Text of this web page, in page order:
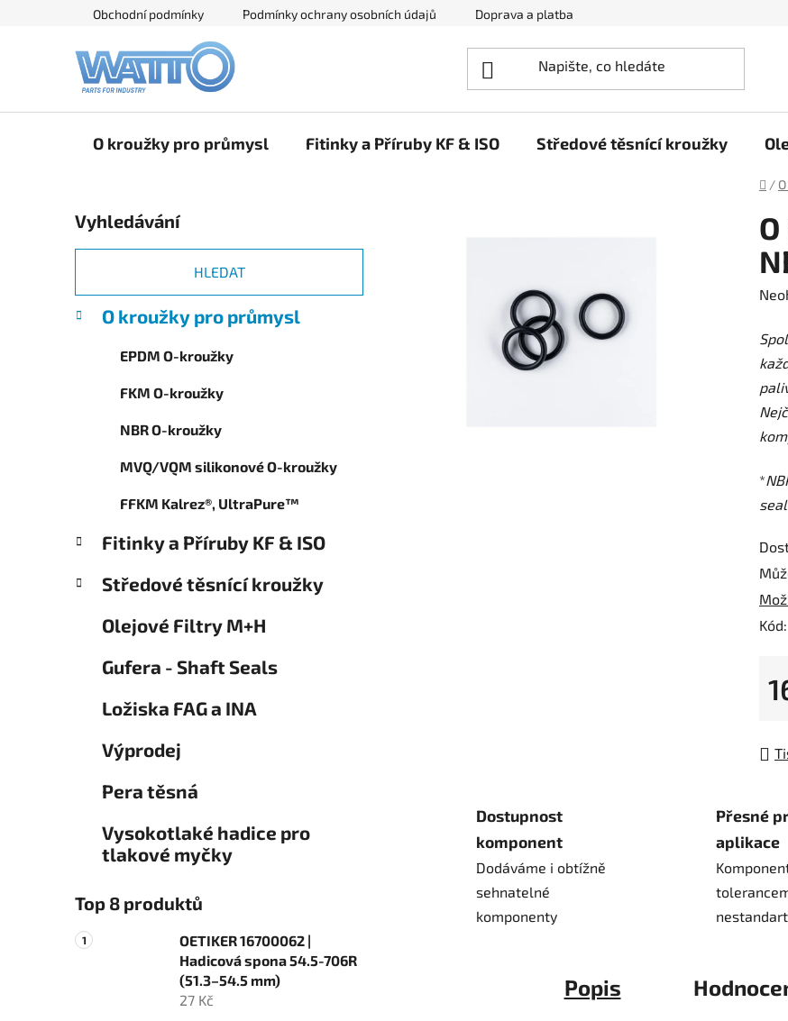
Obchodní podmínky Podmínky ochrany osobních údajů Doprava a platba
O kroužky pro průmysl Fitinky a Příruby KF & ISO Středové těsnící kroužky
/
o
s
r
a
Vyhledávání
HLEDAT
kategorie
K
a
O kroužky pro průmysl
EPDM O-kroužky
FKM O-kroužky
NBR O-kroužky
MVQ/VQM silikonové O-kroužky
FFKM Kalrez®, UltraPure™
Fitinky a Příruby KF & ISO
Středové těsnící kroužky
Olejové Filtry M+H
Gufera - Shaft Seals
Ložiska FAG a INA
Výprodej
Pera těsná
Vysokotlaké hadice pro
tlakové myčky
Top 8 produktů
OETIKER 16700062 |
Hadicová spona 54.5-706R
(51.3–54.5 mm)
27 Kč
je
0,0
z
5
*
Kód:
Dostupnost
komponent
Dodáváme i obtížně
sehnatelné
komponenty
Přesné
aplikace
Popis